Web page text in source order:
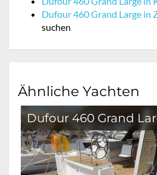
Dufour 460 Grand Large in
suchen
Ähnliche Yachten
Dufour 460 Grand